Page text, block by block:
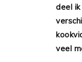
deel
veel